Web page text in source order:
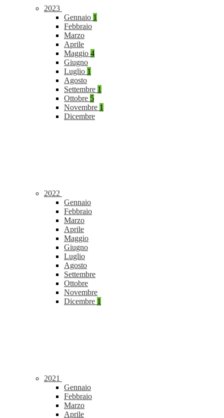
2023
Gennaio 1
Febbraio
Marzo
Aprile
Maggio 4
Giugno
Luglio 1
Agosto
Settembre 1
Ottobre 5
Novembre 1
Dicembre
2022
Gennaio
Febbraio
Marzo
Aprile
Maggio
Giugno
Luglio
Agosto
Settembre
Ottobre
Novembre
Dicembre 1
2021
Gennaio
Febbraio
Marzo
Aprile